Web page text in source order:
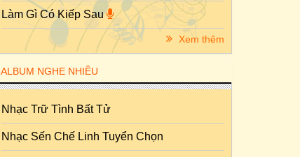
Làm Gì Có Kiếp Sau
Xem thêm
ALBUM NGHE NHIỀU
Nhạc Trữ Tình Bất Tử
Nhạc Sến Chế Linh Tuyển Chọn